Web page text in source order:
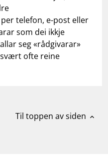
telefon, e-post eller
som dei ikkje
seg «rådgivarar»
ofte reine
Til toppen av siden expand_less